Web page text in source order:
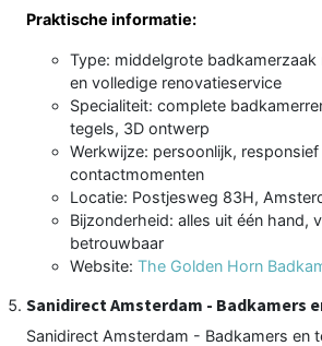
Praktische informatie:
Type: middelgrote
en volledige renovatieservice
Specialiteit: complete
tegels, 3D ontwerp
Werkwijze: persoonlijk,
contactmomenten
Locatie: Postjesweg 83H,
Bijzonderheid: alles uit één hand,
betrouwbaar
Website: The Golden Horn
Sanidirect Amsterdam - Badkamers
Sanidirect Amsterdam - Badkamers en